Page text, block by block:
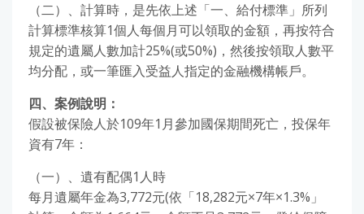
（二）、計算時，是先依上述「一、給付標準」所列
計算標準核算1個人每個月可以領取的金額，再按符合
規定的遺屬人數加計25%(或50%)，然後按領取人數平
均分配，或一筆匯入受益人指定的金融機構帳戶。
四、案例說明：
假設被保險人於109年1月參加國保期間死亡，投保年
資有7年：
（一）、遺有配偶1人時
每月遺屬年金為3,772元(依「18,282元×7年×1.3%」